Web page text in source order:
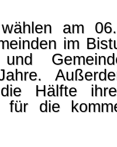
am
im
die Hälfte
für die